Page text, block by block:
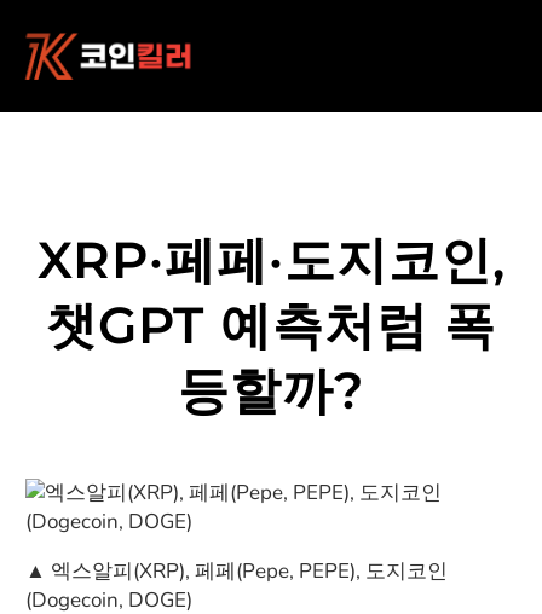
XRP·페페·도지코인,
챗GPT 예측처럼 폭
등할까?
▲ 엑스알피(XRP), 페페(Pepe, PEPE), 도지코인
(Dogecoin, DOGE)